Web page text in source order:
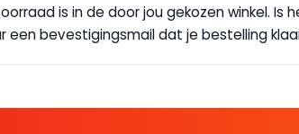
is in de door jou gekozen winkel.
een bevestigingsmail dat je bestelling